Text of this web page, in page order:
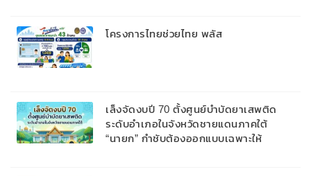
โครงการไทยช่วยไทย พลัส
เล็งจัดงบปี 70 ตั้งศูนย์บำบัดยาเสพติด
ระดับอำเภอในจังหวัดชายแดนภาคใต้
“นายก” กำชับต้องออกแบบเฉพาะให้